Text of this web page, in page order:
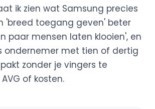
ik zien wat Samsung precies
'breed toegang geven' beter
paar mensen laten klooien', en
ondernemer met tien of dertig
zonder je vingers te
of kosten.